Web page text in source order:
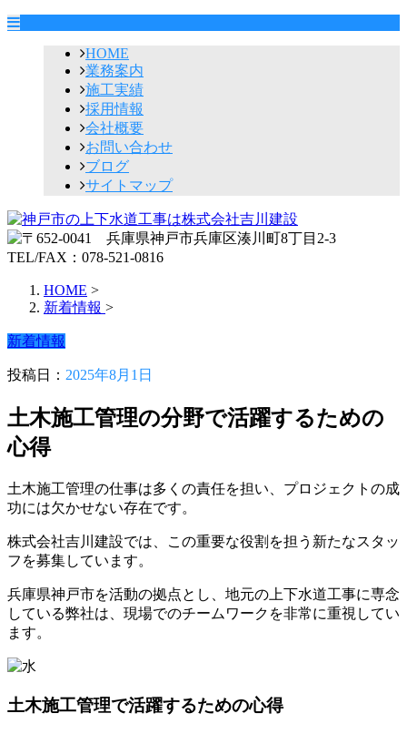
HOME
業務案内
施工実績
採用情報
会社概要
お問い合わせ
ブログ
サイトマップ
HOME >
新着情報 >
新着情報
投稿日： 2025年8月1日
土木施工管理の分野で活躍するための
心得
土木施工管理の仕事は多くの責任を担い、プロジェクトの成
功には欠かせない存在です。
株式会社吉川建設では、この重要な役割を担う新たなスタッ
フを募集しています。
兵庫県神戸市を活動の拠点とし、地元の上下水道工事に専念
している弊社は、現場でのチームワークを非常に重視してい
ます。
土木施工管理で活躍するための心得